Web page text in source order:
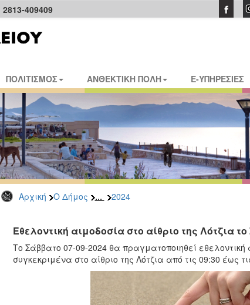
409409
ΠΟΛΙΤΙΣΜΟΣ ΑΝΘΕΚΤΙΚΗ ΠΟΛΗ E-ΥΠΗΡΕΣΙΕΣ
Αρχική Ο Δήμος ... 2024
Εθελοντική αιμοδοσία στο αίθριο της Λότζια
Το Σάββατο 07-09-2024 θα πραγματοποιηθεί
συγκεκριμένα στο αίθριο της Λότζια από τις 09:30 έως